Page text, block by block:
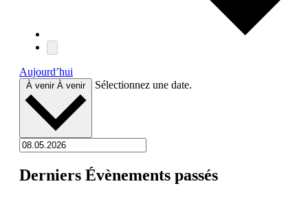
Aujourd’hui
À venir À venir Sélectionnez une date.
Derniers Évènements passés